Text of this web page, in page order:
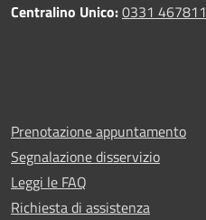
Centralino Unico:0331 467811
Prenotazione appuntamento
Segnalazione disservizio
Leggi le FAQ
Richiesta di assistenza